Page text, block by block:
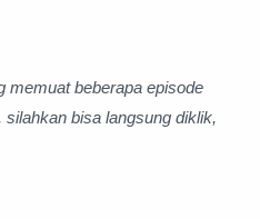
memuat beberapa episode
bisa langsung diklik,